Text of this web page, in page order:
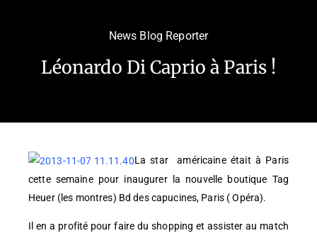
News Blog Reporter
Léonardo Di Caprio à Paris !
La star américaine était à Paris
cette semaine pour inaugurer la nouvelle boutique Tag
Heuer (les montres) Bd des capucines, Paris ( Opéra).
Il en a profité pour faire du shopping et assister au match